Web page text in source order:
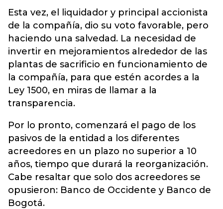
Esta vez, el liquidador y principal accionista
de la compañía, dio su voto favorable, pero
haciendo una salvedad. La necesidad de
invertir en mejoramientos alrededor de las
plantas de sacrificio en funcionamiento de
la compañía, para que estén acordes a la
Ley 1500, en miras de llamar a la
transparencia.
Por lo pronto, comenzará el pago de los
pasivos de la entidad a los diferentes
acreedores en un plazo no superior a 10
años, tiempo que durará la reorganización.
Cabe resaltar que solo dos acreedores se
opusieron: Banco de Occidente y Banco de
Bogotá.